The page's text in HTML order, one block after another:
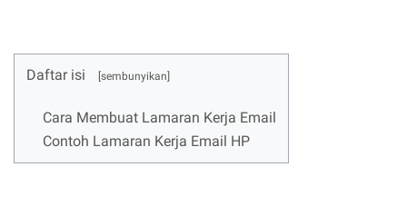
Daftar isi
Cara Membuat Lamaran Kerja Email
Contoh Lamaran Kerja Email HP